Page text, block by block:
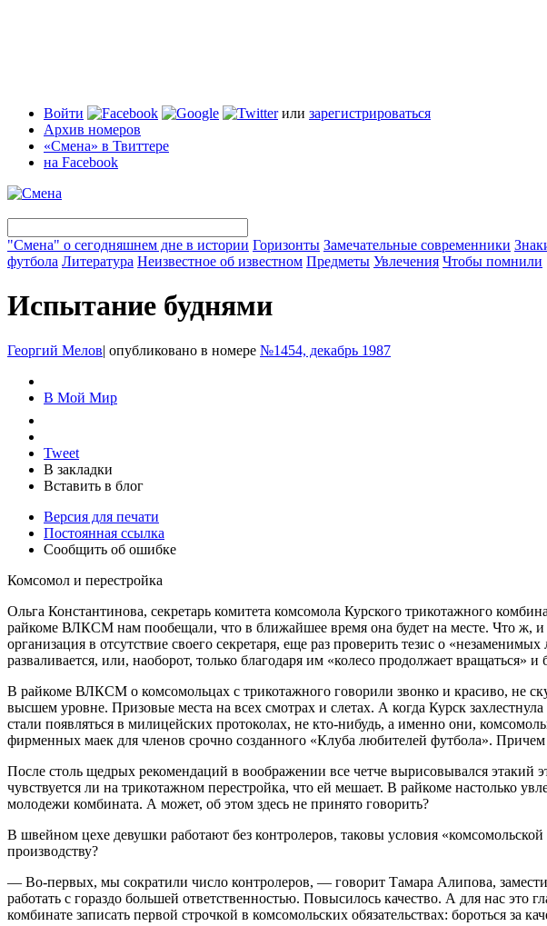
Войти или зарегистрироваться
Архив номеров
«Смена» в Твиттере
на Facebook
"Смена" о сегодняшнем дне в истории Горизонты Замечательные современники
футбола Литература Неизвестное об известном Предметы Увлечения Чтобы помнили
Испытание буднями
Георгий Мелов| опубликовано в номере №1454, декабрь 1987
В Мой Мир
Tweet
В закладки
Вставить в блог
Версия для печати
Постоянная ссылка
Сообщить об ошибке
Комсомол и перестройка
Ольга Константинова, секретарь комитета комсомола Курского трикотажного
райкоме ВЛКСМ нам пообещали, что в ближайшее время она будет на месте. Что ж,
организация в отсутствие своего секретаря, еще раз проверить тезис о
разваливается, или, наоборот, только благодаря им «колесо продолжает вращаться» и
В райкоме ВЛКСМ о комсомольцах с трикотажного говорили звонко и красиво, не
высшем уровне. Призовые места на всех смотрах и слетах. А когда Курск
стали появляться в милицейских протоколах, не кто-нибудь, а именно они,
фирменных маек для членов срочно созданного «Клуба любителей футбола».
После столь щедрых рекомендаций в воображении все четче вырисовывался этакий
чувствуется ли на трикотажном перестройка, что ей мешает. В райкоме настолько
молодежи комбината. А может, об этом здесь не принято говорить?
В швейном цехе девушки работают без контролеров, таковы условия
производству?
— Во-первых, мы сократили число контролеров, — говорит Тамара Алипова,
работать с гораздо большей ответственностью. Повысилось качество. А для нас
комбинате записать первой строчкой в комсомольских обязательствах: бороться за